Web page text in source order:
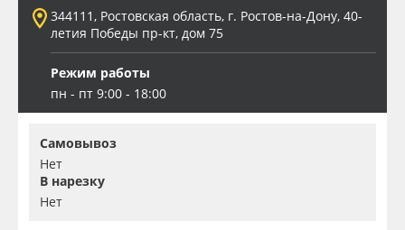
344111, Ростовская область, г. Ростов-на-Дону, 40-
летия Победы пр-кт, дом 75
Режим работы
пн - пт 9:00 - 18:00
Самовывоз
Нет
В нарезку
Нет